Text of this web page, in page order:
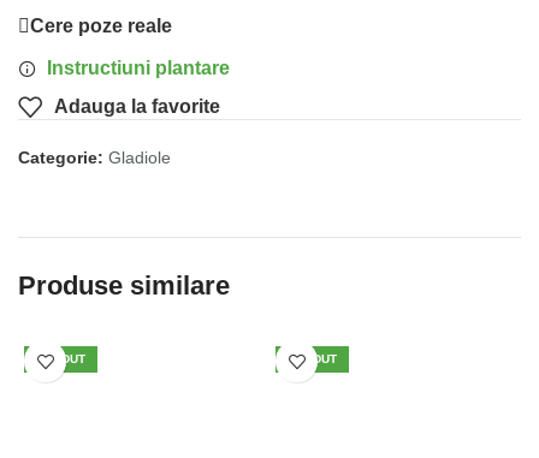
Cere poze reale
Instructiuni plantare
Adauga la favorite
Categorie: Gladiole
Produse similare
VÂNDUT VÂNDUT